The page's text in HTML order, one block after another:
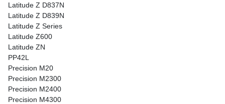
Latitude Z D837N
Latitude Z D839N
Latitude Z Series
Latitude Z600
Latitude ZN
PP42L
Precision M20
Precision M2300
Precision M2400
Precision M4300